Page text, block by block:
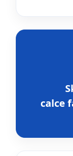
calce